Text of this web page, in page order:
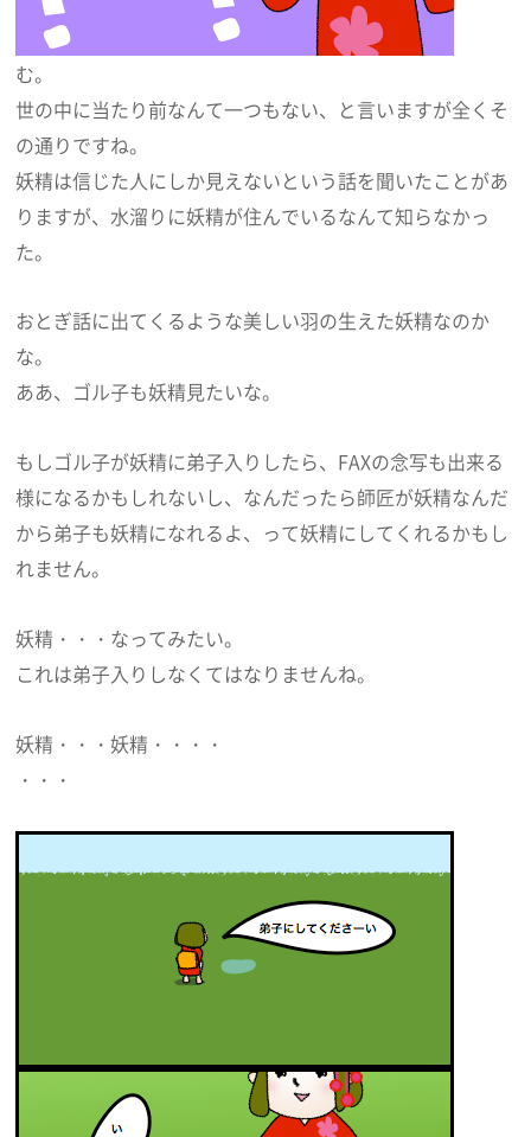
む。
世の中に当たり前なんて一つもない、と言いますが全くそ
の通りですね。
妖精は信じた人にしか見えないという話を聞いたことがあ
りますが、水溜りに妖精が住んでいるなんて知らなかっ
た。
おとぎ話に出てくるような美しい羽の生えた妖精なのか
な。
ああ、ゴル子も妖精見たいな。
もしゴル子が妖精に弟子入りしたら、FAXの念写も出来る
様になるかもしれないし、なんだったら師匠が妖精なんだ
から弟子も妖精になれるよ、って妖精にしてくれるかもし
れません。
妖精・・・なってみたい。
これは弟子入りしなくてはなりませんね。
妖精・・・妖精・・・・
・・・